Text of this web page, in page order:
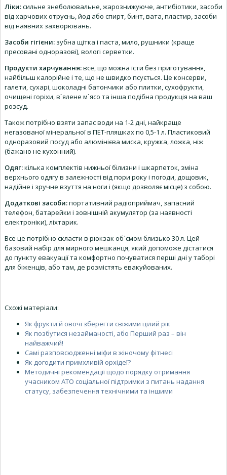
Ліки:сильне знеболювальне, жарознижуюче, антибіотики, засоби
від харчових отруєнь, йод або спирт, бинт, вата, пластир, засоби
від наявних захворювань.
Засоби гігієни: зубна щітка і паста, мило, рушники (краще
пресовані одноразові), вологі серветки.
Продукти харчування:все, що можна їсти без приготування,
найбільш калорійне і те, що не швидко псується. Це консерви,
галети, сухарі, шоколадні батончики або плитки, сухофрукти,
очищені горіхи, в`ялене м`ясо та інша подібна продукція на ваш
розсуд.
Також потрібно взяти запас води на 1-2 дні, найкраще
негазованої мінеральної в ПЕТ-пляшках по 0,5-1 л. Пластиковий
одноразовий посуд або алюмінієва миска, кружка, ложка, ніж
(бажано не кухонний).
Одяг:кілька комплектів нижньої білизни і шкарпеток, зміна
верхнього одягу в залежності від пори року і погоди, дощовик,
надійне і зручне взуття на ноги і (якщо дозволяє місце) з собою.
Додаткові засоби:портативний радіоприймач, запасний
телефон, батарейки і зовнішній акумулятор (за наявності
електроніки), ліхтарик.
Все це потрібно скласти в рюкзак об`ємом близько 30 л. Цей
базовий набір для мирного мешканця, який допоможе дістатися
до пункту евакуації та комфортно почуватися перші дні у таборі
для біженців, або там, де розмістять евакуйованих.
Схожі матеріали:
Як фрукти й овочі зберегти свіжими цілий рік
Як позбутися незайманості, або Перший раз – він
найважчий!
Самі разповсюдженні міфи в жіночому фітнесі
Як догодити примхливій орхідеї?
Методичні рекомендації щодо порядку отримання
учасником АТО соціальної підтримки з питань надання
статусу, забезпечення технічними та іншими